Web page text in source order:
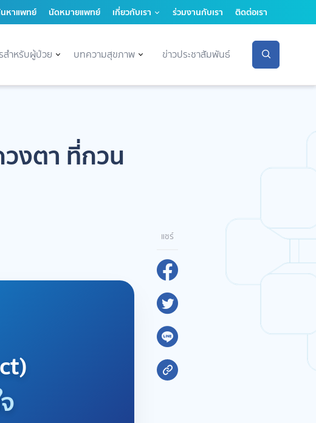
หาแพทย์ นัดหมายแพทย์ เกี่ยวกับเรา ร่วมงานกับเรา ติดต่อเรา
สำหรับผู้ป่วย บทความสุขภาพ ข่าวประชาสัมพันธ์
งตา ที่กวน
แชร์